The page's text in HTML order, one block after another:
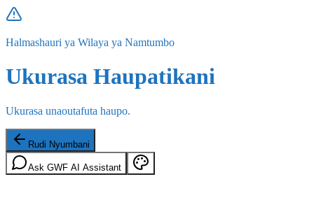
Halmashauri ya Wilaya ya Namtumbo
Ukurasa Haupatikani
Ukurasa unaoutafuta haupo.
Rudi Nyumbani
Ask GWF AI Assistant